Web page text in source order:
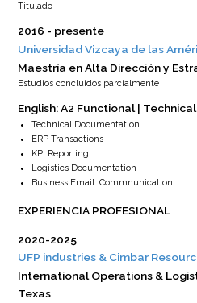
Titulado
Universidad Vizcaya de las
2016 presente
Maestría en Alta Dirección y
Estudios concluidos parcialmente
English: A2 Functional | Technical
Technical Documentation
ERP Transactions
KPI Reporting
Logistics Documentation
Business Email Commnunication
EXPERIENCIA PROFESIONAL
UFP industries & Cimbar
2020-2025
International Operations &
Texas